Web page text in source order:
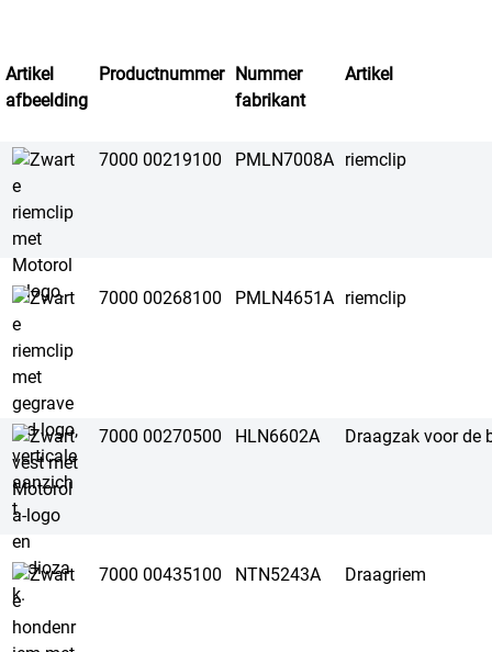
Artikel
afbeelding
Productnummer Nummer
fabrikant
Artikel
7000 00219100 PMLN7008A riemclip
7000 00268100 PMLN4651A riemclip
7000 00270500 HLN6602A Draagzak voor de
7000 00435100 NTN5243A Draagriem